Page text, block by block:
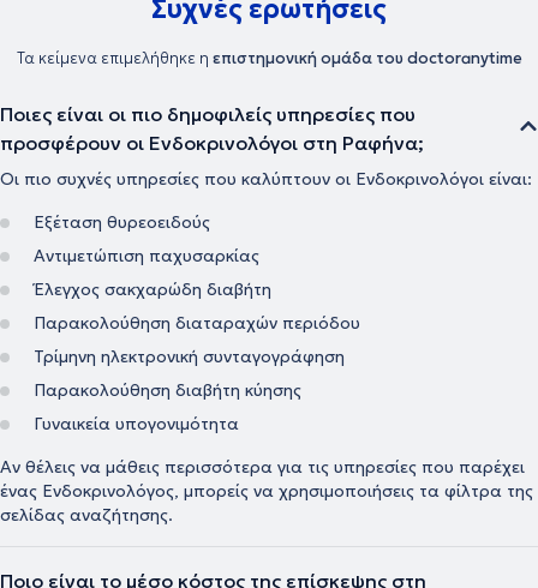
2016 έγραψε το κεφάλαιο "Pseudohypoparathyroid States" στην
Endocrine Diseases). Το 2019 ολοκλήρωσε το εκπαιδευτικό
Είναι ένα πρόγραμμα το οποίο προσφέρει γνώσεις και εφόδια
«προπονητή υγείας» ,ώστε ο ιατρός με μοντέλα ειδικής προσέγγισης
βλαπτικές συνήθειες και συμπεριφορές και να επιτύχει τους
Ενδοκρινολογικής Εταιρίας και της Ελληνικής Εταιρίας Μελέτης
Μεταβολισμού των Οστών. Μετά από εξετάσεις έγινε δεκτή ως
μέλος της Ευρωπαϊκής Εταιρίας Ενδοκρινολογίας, Διαβήτη και
Μεταβολισμού (Fellow of the European Board of Endocrinology,
Diabetes and Metabolism).
Συχνές ερωτήσεις
Τα κείμενα επιμελήθηκε η επιστημονική ομάδα του doctoranytime
Ποιες είναι οι πιο δημοφιλείς υπηρεσίες που
προσφέρουν οι Ενδοκρινολόγοι στη Ραφήνα;
Οι πιο συχνές υπηρεσίες που καλύπτουν οι Ενδοκρινολόγοι είναι:
Εξέταση θυρεοειδούς
Αντιμετώπιση παχυσαρκίας
Έλεγχος σακχαρώδη διαβήτη
Παρακολούθηση διαταραχών περιόδου
Τρίμηνη ηλεκτρονική συνταγογράφηση
Παρακολούθηση διαβήτη κύησης
Γυναικεία υπογονιμότητα
Αν θέλεις να μάθεις περισσότερα για τις υπηρεσίες που παρέχει
ένας Ενδοκρινολόγος, μπορείς να χρησιμοποιήσεις τα φίλτρα της
σελίδας αναζήτησης.
Ποιο είναι το μέσο κόστος της επίσκεψης στη